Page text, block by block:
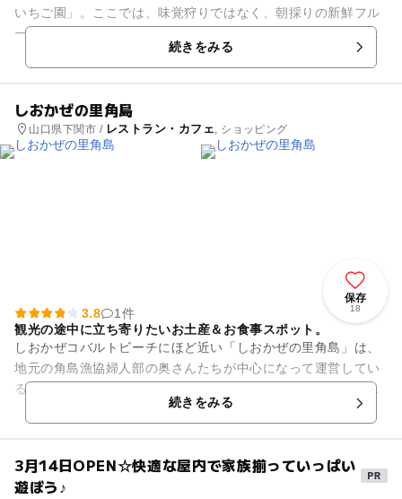
いちご園」。ここでは、味覚狩りではなく、朝採りの新鮮フル
ーツの販売や贅沢なトッピングが自慢のソフトクリームの販売
を行っています。トッピング...続きをみる
しおかぜの里角島
山口県下関市 / レストラン・カフェ, ショッピング
保存
18
3.8
1件
観光の途中に立ち寄りたいお土産＆お食事スポット。
しおかぜコバルトビーチにほど近い「しおかぜの里角島」は、
地元の角島漁協婦人部の奥さんたちが中心になって運営してい
る休憩スポット。角島の海産物やお菓子、お酒、おつまみなど
が揃った特産品販売所や美し...続きをみる
3月14日OPEN☆快適な屋内で家族揃っていっぱい
遊ぼう♪